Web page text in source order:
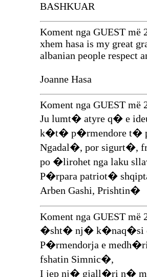
BASHKUAR
Koment nga GUEST më
xhem hasa is my great
albanian people respect
Joanne Hasa
Koment nga GUEST më
Ju lumt� atyre q� e
k�t� p�rmendore t�
Ngadal�, por sigurt�,
po �lirohet nga laku
P�rpara patriot�
Arben Gashi, Prishtin�
Koment nga GUEST më
�sht� nj� k�naq�si
P�rmendorja e
fshatin Simnic�,
I jep nj� gjall�ri n�